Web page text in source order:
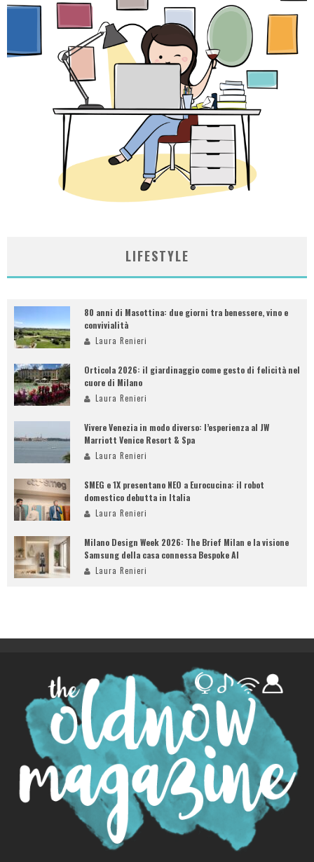
LIFESTYLE
80 anni di Masottina: due giorni tra benessere, vino e
convivialità
Laura Renieri
Orticola 2026: il giardinaggio come gesto di felicità nel
cuore di Milano
Laura Renieri
Vivere Venezia in modo diverso: l’esperienza al JW
Marriott Venice Resort & Spa
Laura Renieri
SMEG e 1X presentano NEO a Eurocucina: il robot
domestico debutta in Italia
Laura Renieri
Milano Design Week 2026: The Brief Milan e la visione
Samsung della casa connessa Bespoke AI
Laura Renieri